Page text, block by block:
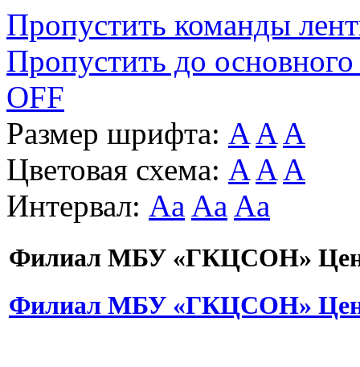
Пропустить команды
Пропустить до основного
OFF
Размер шрифта: A A A
Цветовая схема: A A A
Интервал: Aa Aa Aa
Филиал МБУ «ГКЦСОН»
Филиал МБУ «ГКЦСОН»